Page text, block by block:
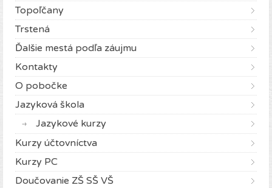
Topoľčany
Trstená
Ďalšie mestá podľa záujmu
Kontakty
O pobočke
Jazyková škola
Jazykové kurzy
Kurzy účtovníctva
Kurzy PC
Doučovanie ZŠ SŠ VŠ